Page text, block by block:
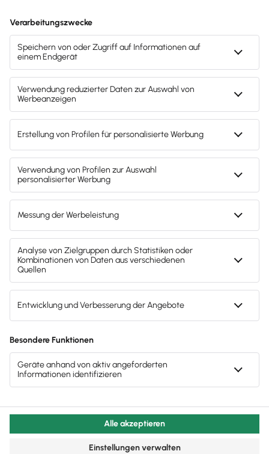
51371 Leverkusen
Telefon:01733425058
E-Mail:
info@wagner-backoffice.de
Webseite:
https://wagner-backoffice.de
© 2011 - 2025 - All Rights Reserved | Powered by
Impressum|Datenschutz|Cookie Einstellungen
Facebook
X YouTube
Rss